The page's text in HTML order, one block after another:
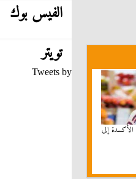
إلى
الفيس بوك
تويتر
Tweets by